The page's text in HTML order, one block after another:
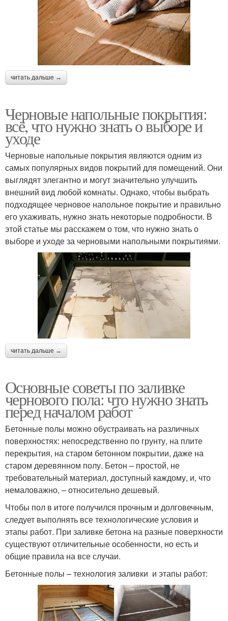
читать дальше →
Черновые напольные покрытия:
всё, что нужно знать о выборе и
уходе
Черновые напольные покрытия являются одним из
самых популярных видов покрытий для помещений. Они
выглядят элегантно и могут значительно улучшить
внешний вид любой комнаты. Однако, чтобы выбрать
подходящее черновое напольное покрытие и правильно
его ухаживать, нужно знать некоторые подробности. В
этой статье мы расскажем о том, что нужно знать о
выборе и уходе за черновыми напольными покрытиями.
читать дальше →
Основные советы по заливке
чернового пола: что нужно знать
перед началом работ
Бетонные полы можно обустраивать на различных
поверхностях: непосредственно по грунту, на плите
перекрытия, на старом бетонном покрытии, даже на
старом деревянном полу. Бетон – простой, не
требовательный материал, доступный каждому, и, что
немаловажно, – относительно дешевый.
Чтобы пол в итоге получился прочным и долговечным,
следует выполнять все технологические условия и
этапы работ. При заливке бетона на разные поверхности
существуют отличительные особенности, но есть и
общие правила на все случаи.
Бетонные полы – технология заливки и этапы работ: